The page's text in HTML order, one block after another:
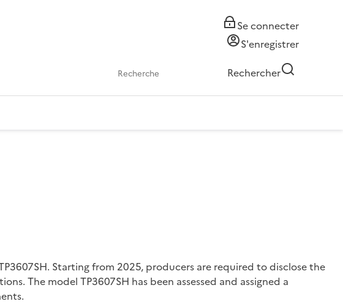
Se connecter
S'enregistrer
Rechercher
Starting from 2025, producers are required to disclose the
The model TP3607SH has been assessed and assigned a